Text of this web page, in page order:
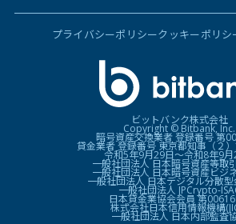
プライバシーポリシークッキーポリシ
ビットバンク株式会社
Copyright © Bitbank, Inc.
暗号資産交換業者 登録番号 第
貸金業者 登録番号 東京都知事（２
令和5年9月29日〜令和8年9月
一般社団法人 日本暗号資産等取
一般社団法人 日本暗号資産ビジ
一般社団法人 日本デジタル分散
一般社団法人 JPCrypto-
日本貸金業協会会員 第
株式会社日本信用情報機構
一般社団法人 日本内部監査